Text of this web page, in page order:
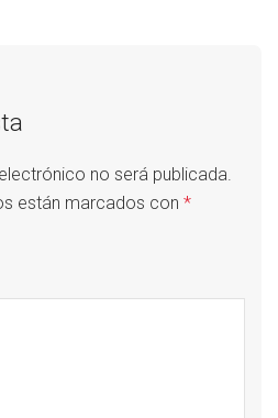
no será publicada.
están marcados con *